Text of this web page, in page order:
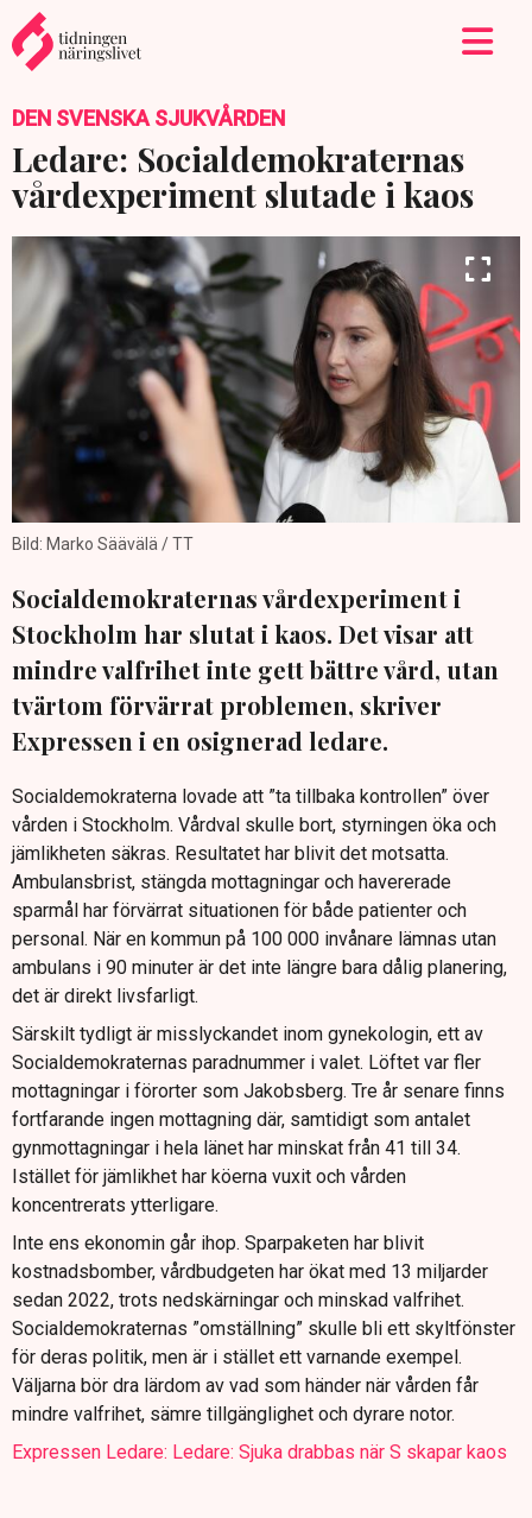
DEN SVENSKA SJUKVÅRDEN
Ledare: Socialdemokraternas
vårdexperiment slutade i kaos
Bild: Marko Säävälä / TT
Socialdemokraternas vårdexperiment i
Stockholm har slutat i kaos. Det visar att
mindre valfrihet inte gett bättre vård, utan
tvärtom förvärrat problemen, skriver
Expressen i en osignerad ledare.
Socialdemokraterna lovade att ”ta tillbaka kontrollen” över
vården i Stockholm. Vårdval skulle bort, styrningen öka och
jämlikheten säkras. Resultatet har blivit det motsatta.
Ambulansbrist, stängda mottagningar och havererade
sparmål har förvärrat situationen för både patienter och
personal. När en kommun på 100 000 invånare lämnas utan
ambulans i 90 minuter är det inte längre bara dålig planering,
det är direkt livsfarligt.
Särskilt tydligt är misslyckandet inom gynekologin, ett av
Socialdemokraternas paradnummer i valet. Löftet var fler
mottagningar i förorter som Jakobsberg. Tre år senare finns
fortfarande ingen mottagning där, samtidigt som antalet
gynmottagningar i hela länet har minskat från 41 till 34.
Istället för jämlikhet har köerna vuxit och vården
koncentrerats ytterligare.
Inte ens ekonomin går ihop. Sparpaketen har blivit
kostnadsbomber, vårdbudgeten har ökat med 13 miljarder
sedan 2022, trots nedskärningar och minskad valfrihet.
Socialdemokraternas ”omställning” skulle bli ett skyltfönster
för deras politik, men är i stället ett varnande exempel.
Väljarna bör dra lärdom av vad som händer när vården får
mindre valfrihet, sämre tillgänglighet och dyrare notor.
Expressen Ledare: Ledare: Sjuka drabbas när S skapar kaos